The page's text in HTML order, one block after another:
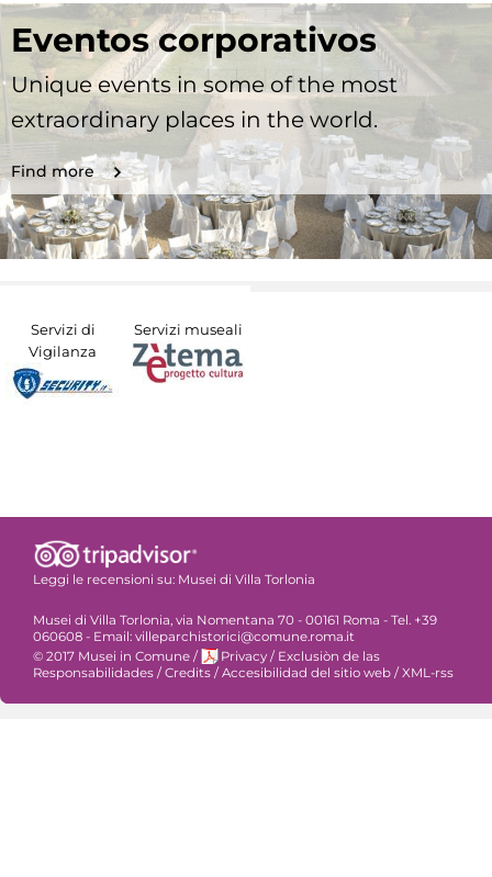
Eventos corporativos
Unique events in some of the most
extraordinary places in the world.
Find more
Servizi di
Vigilanza
Servizi museali
Leggi le recensioni su: Musei di Villa Torlonia
Musei di Villa Torlonia, via Nomentana 70 - 00161 Roma - Tel. +39
060608 - Email: villeparchistorici@comune.roma.it
© 2017 Musei in Comune / Privacy / Exclusiòn de las
Responsabilidades / Credits / Accesibilidad del sitio web / XML-rss